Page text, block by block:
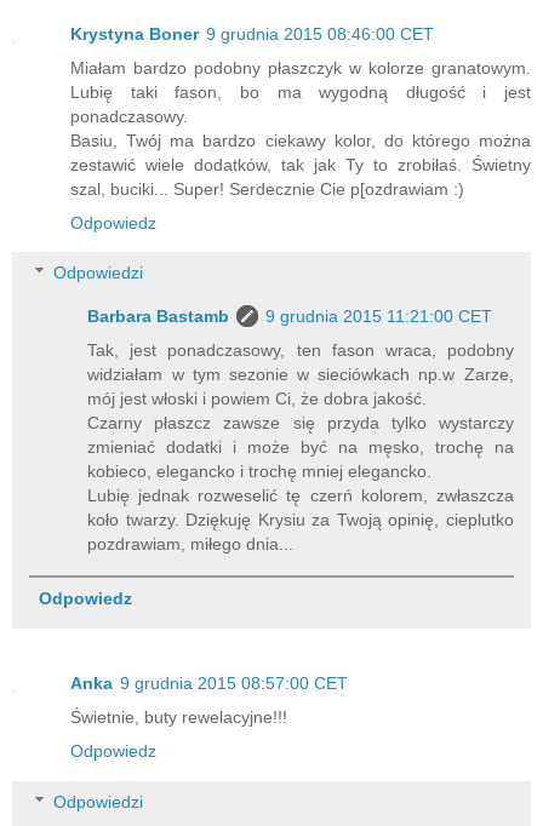
Krystyna Boner 9 grudnia 2015 08:46:00 CET
Miałam bardzo podobny płaszczyk w kolorze granatowym.
Lubię taki fason, bo ma wygodną długość i jest
ponadczasowy.
Basiu, Twój ma bardzo ciekawy kolor, do którego można
zestawić wiele dodatków, tak jak Ty to zrobiłaś. Świetny
szal, buciki... Super! Serdecznie Cie p[ozdrawiam :)
Odpowiedz
Odpowiedzi
Barbara Bastamb
9 grudnia 2015 11:21:00 CET
Tak, jest ponadczasowy, ten fason wraca, podobny
widziałam w tym sezonie w sieciówkach np.w Zarze,
mój jest włoski i powiem Ci, że dobra jakość.
Czarny płaszcz zawsze się przyda tylko wystarczy
zmieniać dodatki i może być na męsko, trochę na
kobieco, elegancko i trochę mniej elegancko.
Lubię jednak rozweselić tę czerń kolorem, zwłaszcza
koło twarzy. Dziękuję Krysiu za Twoją opinię, cieplutko
pozdrawiam, miłego dnia...
Odpowiedz
Anka 9 grudnia 2015 08:57:00 CET
Świetnie, buty rewelacyjne!!!
Odpowiedz
Odpowiedzi